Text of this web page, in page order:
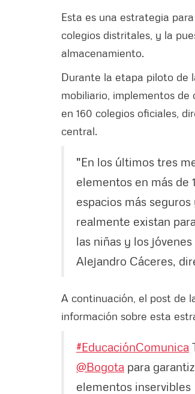
Esta es una estrategia
colegios distritales, y la
almacenamiento.
Durante la etapa piloto de
mobiliario, implementos
en 160 colegios oficiales,
central.
"En los últimos tres
elementos en más de
espacios más
realmente existan
las niñas y los
Alejandro Cáceres,
A continuación, el post de
información sobre esta
#EducaciónComunica
@Bogota para
elementos inservibles